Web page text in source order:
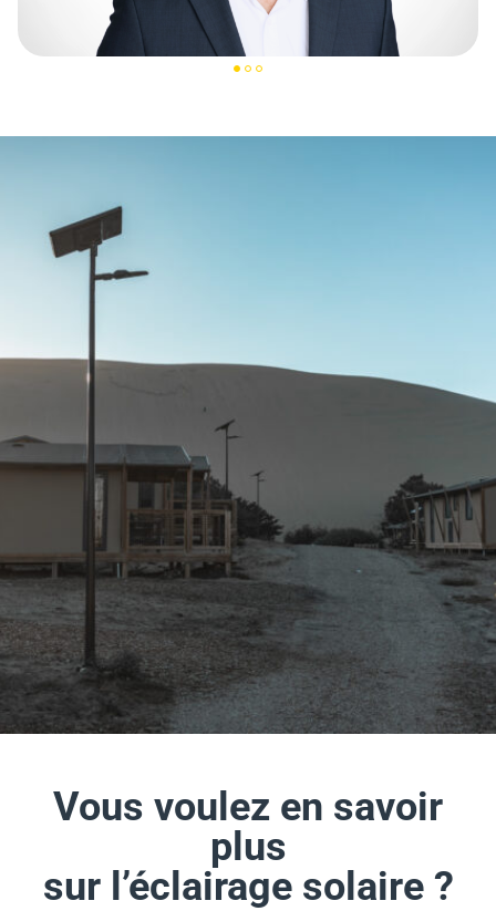
Vous voulez en savoir
plus
sur l’éclairage solaire ?